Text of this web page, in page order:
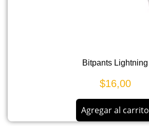
Bitpants Lightning
$16,00
Agregar al carrito